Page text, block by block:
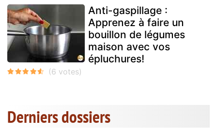
Anti-gaspillage :
Apprenez à faire un
bouillon de légumes
maison avec vos
épluchures!
Derniers dossiers